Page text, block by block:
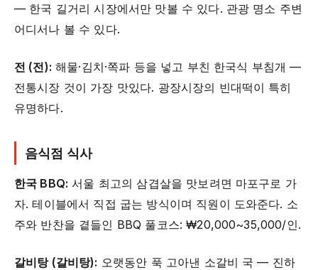
— 한국 길거리 시장에서만 맛볼 수 있다. 관광 명소 주변
어디서나 볼 수 있다.
전 (전): 해물·김치·쪽파 등을 넣고 부친 한국식 부침개 —
전통시장 것이 가장 맛있다. 광장시장의 빈대떡이 특히
유명하다.
음식점 식사
한국 BBQ: 서울 최고의 삼겹살을 맛보려면 마포구로 가
자. 테이블에서 직접 굽는 방식이며 직원이 도와준다. 소
주와 반찬을 곁들인 BBQ 풀코스: ₩20,000~35,000/인.
갈비탕 (갈비탕): 오랫동안 푹 고아낸 소갈비 국 — 진하